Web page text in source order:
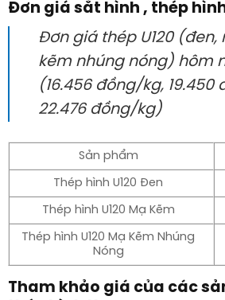
Đơn giá sắt hình , thép hình
Đơn giá thép U120
kẽm nhúng nóng) hôm
(16.456 đồng/kg, 19.450
22.476 đồng/kg)
Sản phẩm
Thép hình U120 Đen
Thép hình U120 Mạ Kẽm
Thép hình U120 Mạ Kẽm Nhúng
Nóng
Tham khảo giá của các